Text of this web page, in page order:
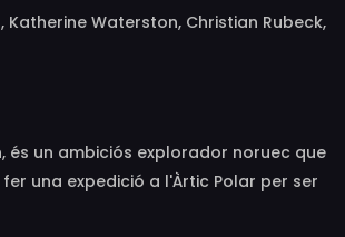
Katherine Waterston, Christian Rubeck,
Mads Sjøgård Pettersen, Ole
Ida Ursin-Holm, Fridtjov Såheim,
Ruby Dagnall, Herbert Nordrum, Ted
Přemysl Bureš, Jiří Mach, Tereza
Anna Nováková, Alžběta Holečková,
Peder Sixten Sandberg, Štěpán
és un ambiciós explorador noruec que
una expedició a l'Àrtic Polar per ser
es britànics a fer-ho.